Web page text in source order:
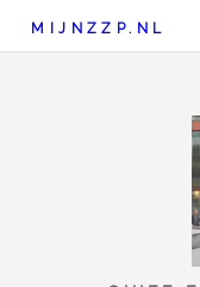
MIJNZZP.NL